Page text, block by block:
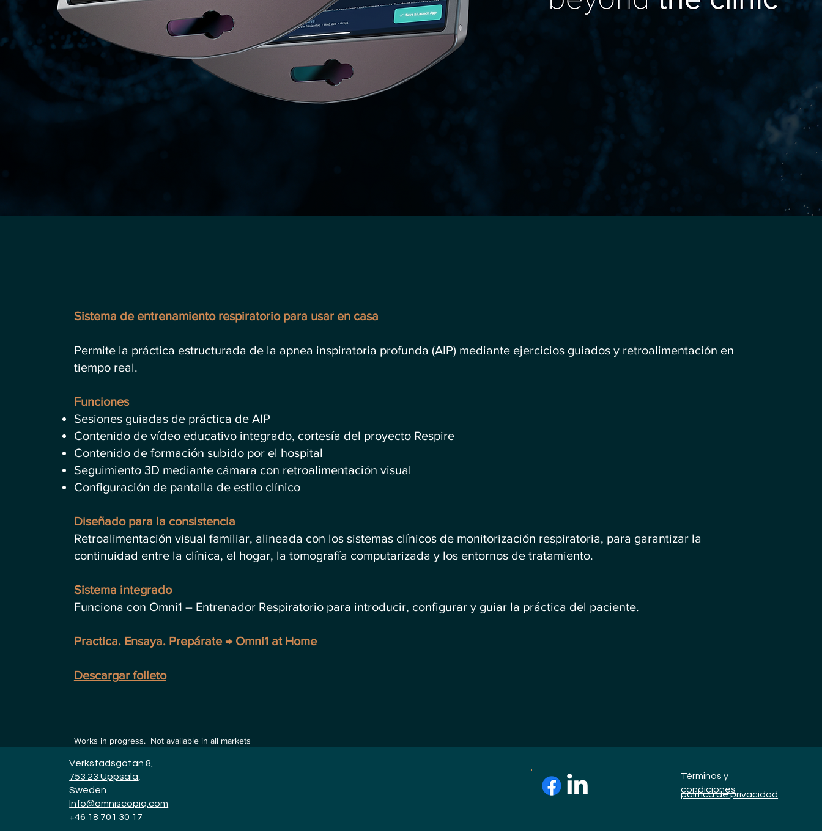
Sistema de entrenamiento respiratorio para usar en casa
Permite la práctica estructurada de la apnea inspiratoria profunda (AIP) mediante ejercicios guiados y retroalimentación en
tiempo real.
Funciones
Sesiones guiadas de práctica de AIP
Contenido de vídeo educativo integrado, cortesía del proyecto Respire
Contenido de formación subido por el hospital
Seguimiento 3D mediante cámara con retroalimentación visual
Configuración de pantalla de estilo clínico
Diseñado para la consistencia
Retroalimentación visual familiar, alineada con los sistemas clínicos de monitorización respiratoria, para garantizar la
continuidad entre la clínica, el hogar, la tomografía computarizada y los entornos de tratamiento.
Sistema integrado
Funciona con Omni1 – Entrenador Respiratorio para introducir, configurar y guiar la práctica del paciente.
Practica. Ensaya. Prepárate → Omni1 at Home
Descargar folleto
Works in progress. Not available in all markets
Verkstadsgatan 8,
753 23 Uppsala,
Sweden
Info@omniscopiq.com
+46 18 701 30 17
Términos y
condiciones
política de privacidad